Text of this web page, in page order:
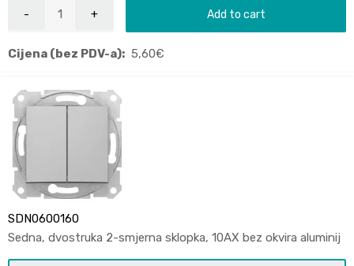
Add to cart
Cijena (bez PDV-a): 5,60€
SDN0600160
Sedna, dvostruka 2-smjerna sklopka, 10AX bez okvira aluminij